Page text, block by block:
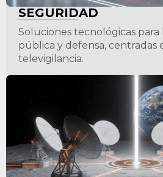
SEGURIDAD
Soluciones tecnológicas para
pública y defensa, centradas
televigilancia.